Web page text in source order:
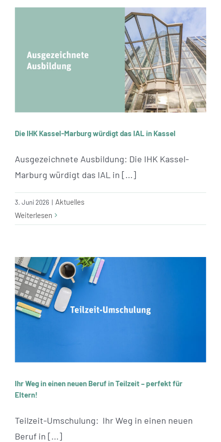
Kontakt
Die IHK Kassel-Marburg würdigt das IAL in Kassel
Die IHK Kassel-Marburg würdigt das IAL in Kassel
Ausgezeichnete Ausbildung: Die IHK Kassel-
Marburg würdigt das IAL in [...]
3. Juni 2026 | Aktuelles
Weiterlesen
Ihr Weg in einen neuen Beruf in Teilzeit – perfekt
Ihr Weg in einen neuen Beruf in Teilzeit – perfekt für
Eltern!
Teilzeit-Umschulung: Ihr Weg in einen neuen
Beruf in [...]